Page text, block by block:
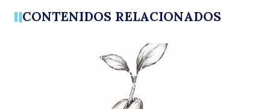
CONTENIDOS RELACIONADOS
COLUMNAS DE OPINIÓN
Reformas en educación: apostemos por
quienes lo hacen bien
Por: María Turner y José Manuel Astorga